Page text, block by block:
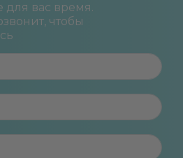
для вас время.
чтобы